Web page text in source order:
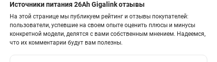
Источники питания 26Ah Gigalink отзывы
На этой странице мы публикуем рейтинг и отзывы покупателей:
пользователи, успевшие на своем опыте оценить плюсы и минусы
конкретной модели, делятся с вами собственным мнением. Надеемся,
что их комментарии будут вам полезны.